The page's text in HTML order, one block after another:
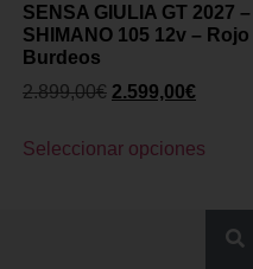
SENSA GIULIA GT 2027 –
SHIMANO 105 12v – Rojo
Burdeos
2.899,00€ 2.599,00€
Seleccionar opciones